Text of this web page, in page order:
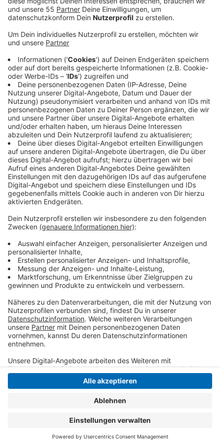
Authentisch und kultig feiern wir an dem Abend auf
verschiedenen Floors - von Disco und Fox über
NDW bis hinzu Soul und Funk ist alles dabei.
Mediamarkt (Blumentalstraße) - Mediencenter
(Rheinstraße) - Ticket Sachs (Hansa Centrum) - By
Butzen Hairconcept (Nordwall) - Diebels Fasskeller
(Hülser Str.)
Restaurant Derby (Rennbahn) - Online unter:
www.rennbahn-tickets.de
An der Abendkasse kosten die Tickets 14,- Euro.
Einlass ist ab 20 Uhr.
Weitere Infos gibt'shier!
Veröffentlicht:Mittwoch, 12.06.2019 15:16
Anzeige
Anzeige